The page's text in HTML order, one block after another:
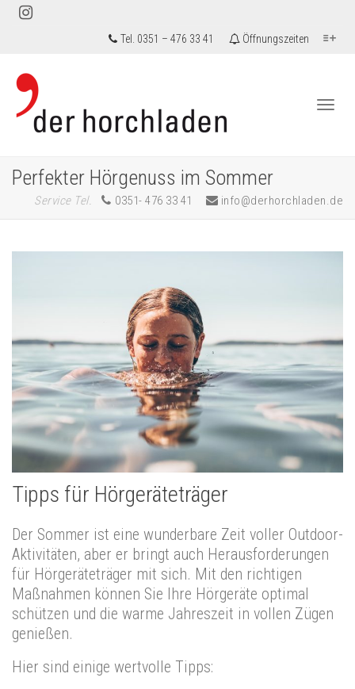
Tel. 0351 – 476 33 41 Öffnungszeiten
Perfekter Hörgenuss im Sommer
Service Tel. 0351- 476 33 41 info@derhorchladen.de
Tipps für Hörgeräteträger
Der Sommer ist eine wunderbare Zeit voller Outdoor-
Aktivitäten, aber er bringt auch Herausforderungen
für Hörgeräteträger mit sich. Mit den richtigen
Maßnahmen können Sie Ihre Hörgeräte optimal
schützen und die warme Jahreszeit in vollen Zügen
genießen.
Hier sind einige wertvolle Tipps: